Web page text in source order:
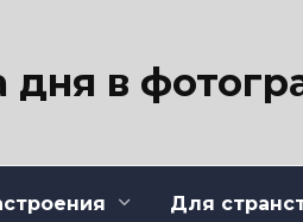
дня в
Для